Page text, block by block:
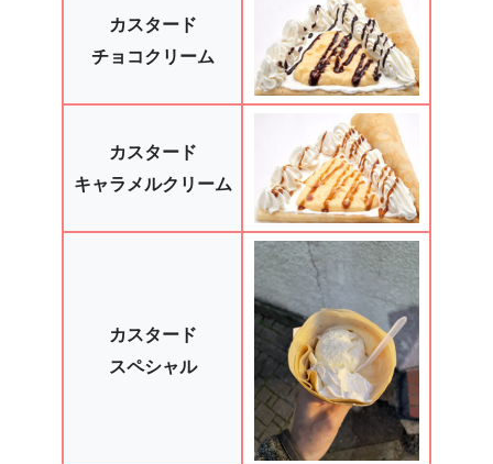
カスタード
チョコクリーム
カスタード
キャラメルクリーム
カスタード
スペシャル